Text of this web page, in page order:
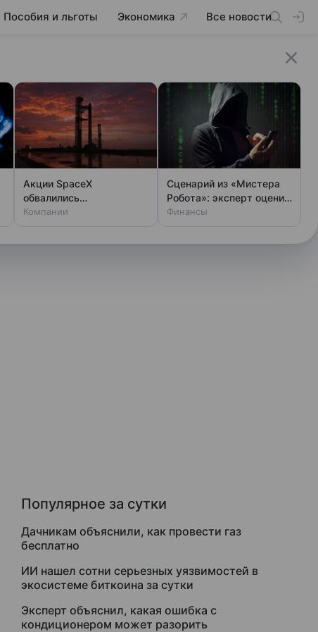
Пособия и льготы Экономика Все новости
Популярное за сутки
Дачникам объяснили, как провести газ
бесплатно
ИИ нашел сотни серьезных уязвимостей в
экосистеме биткоина за сутки
Эксперт объяснил, какая ошибка с
кондиционером может разорить
Акции SpaceX
обвалились
одновременно с аварией
Компании
Сценарий из «Мистера
Робота»: эксперт оценил
шансы хакеров
Финансы